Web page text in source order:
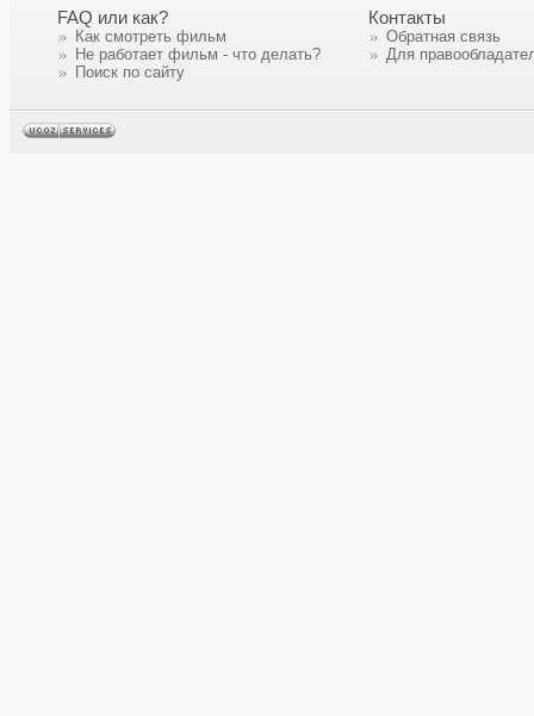
FAQ или как?
Как смотреть фильм
Не работает фильм - что делать?
Поиск по сайту
Контакты
Обратная связь
Для